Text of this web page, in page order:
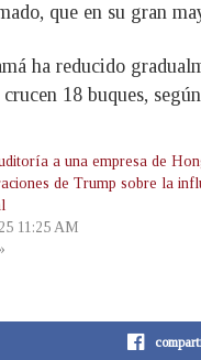
que en su gran
ha reducido
18 buques,
a una empresa de
de Trump sobre la
11:25 AM